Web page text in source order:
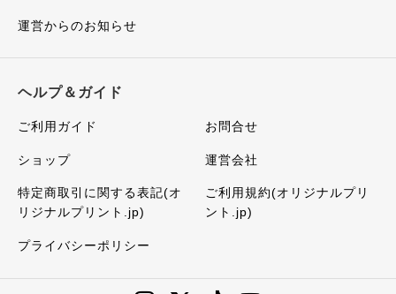
運営からのお知らせ
ヘルプ＆ガイド
ご利用ガイド お問合せ
ショップ 運営会社
特定商取引に関する表記(オ
リジナルプリント.jp)
ご利用規約(オリジナルプリ
ント.jp)
プライバシーポリシー